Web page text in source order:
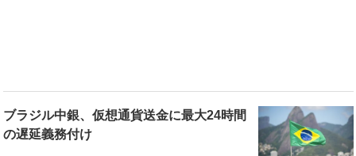
ブラジル中銀、仮想通貨送金に最大24時間
の遅延義務付け